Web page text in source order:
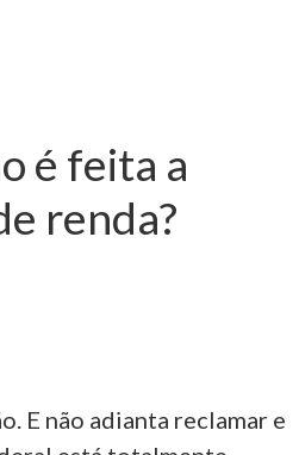
é feita a
renda?
E não adianta reclamar e